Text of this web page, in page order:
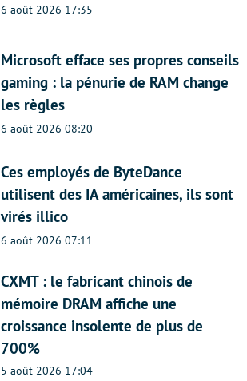
6 août 2026 17:35
Microsoft efface ses propres conseils
gaming : la pénurie de RAM change
les règles
6 août 2026 08:20
Ces employés de ByteDance
utilisent des IA américaines, ils sont
virés illico
6 août 2026 07:11
CXMT : le fabricant chinois de
mémoire DRAM affiche une
croissance insolente de plus de
700%
5 août 2026 17:04